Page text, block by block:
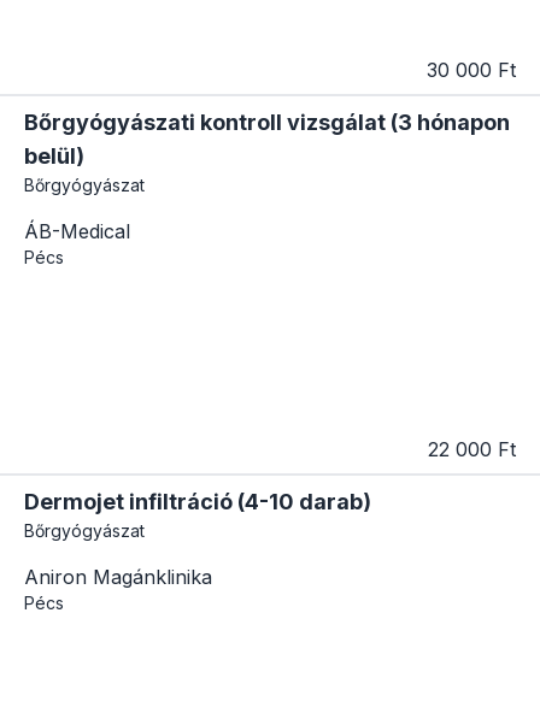
30 000 Ft
Bőrgyógyászati kontroll vizsgálat (3 hónapon
belül)
Bőrgyógyászat
ÁB-Medical
Pécs
22 000 Ft
Dermojet infiltráció (4-10 darab)
Bőrgyógyászat
Aniron Magánklinika
Pécs